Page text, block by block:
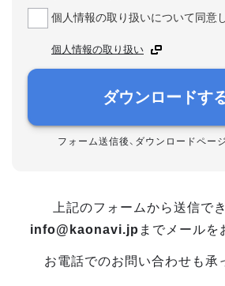
個人情報の取り扱いについて同意
個人情報の取り扱い
ダウンロードす
フォーム送信後、ダウンロードペー
上記のフォームから送信で
info@kaonavi.jp までメールを
お電話でのお問い合わせも承